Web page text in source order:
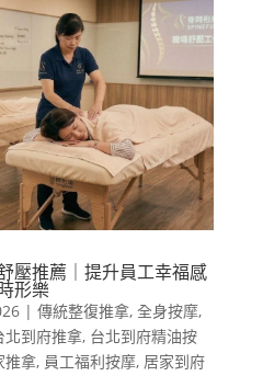
壓推薦｜提升員工幸福感
形樂
| 傳統整復推拿, 全身按摩,
北到府推拿, 台北到府精油按
推拿, 員工福利按摩, 居家到府